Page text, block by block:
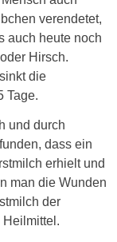
verendetet,
auch heute noch
Hirsch.
die
Tage.
und durch
dass ein
erhielt und
man die Wunden
der
Heilmittel.